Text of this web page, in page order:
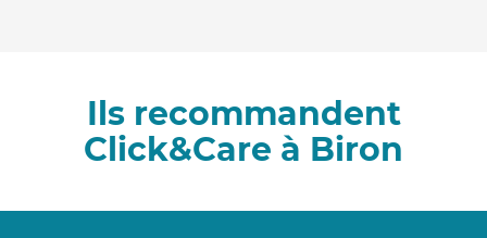
Ils recommandent
Click&Care à Biron